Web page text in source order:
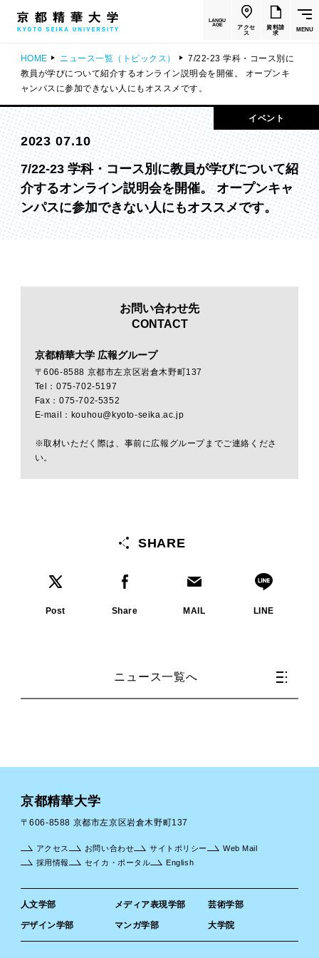
LANGU
AGE
アクセ
ス
資料請
求
MENU
HOME ニュース一覧（トピックス）
7/22-23 学科・コース別に
教員が学びについて紹介するオンライン説明会を開催。 オープンキ
ャンパスに参加できない人にもオススメです。
イベント
2023 07.10
7/22-23 学科・コース別に教員が学びについて紹
介するオンライン説明会を開催。 オープンキャ
ンパスに参加できない人にもオススメです。
お問い合わせ先
CONTACT
京都精華大学 広報グループ
〒606-8588 京都市左京区岩倉木野町137
Tel：075-702-5197
Fax：075-702-5352
E-mail：kouhou@kyoto-seika.ac.jp
※取材いただく際は、事前に広報グループまでご連絡くださ
い。
SHARE
Post Share MAIL LINE
ニュース一覧へ
京都精華大学
〒606-8588 京都市左京区岩倉木野町137
人文学部 メディア表現学部 芸術学部
デザイン学部 マンガ学部 大学院
アクセス お問い合わせ サイトポリシー
Web Mail
採用情報
セイカ・ポータル English